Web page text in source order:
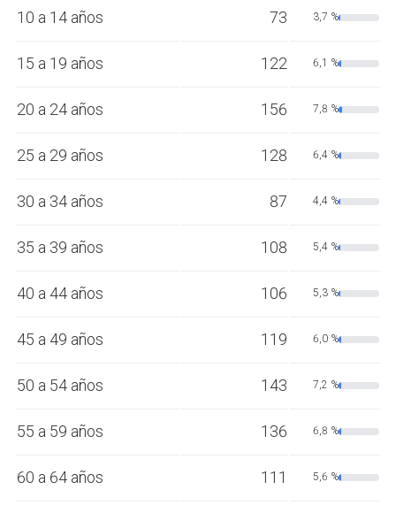
10 a 14 años 73 3,7 %
15 a 19 años 122 6,1 %
20 a 24 años 156 7,8 %
25 a 29 años 128 6,4 %
30 a 34 años 87 4,4 %
35 a 39 años 108 5,4 %
40 a 44 años 106 5,3 %
45 a 49 años 119 6,0 %
50 a 54 años 143 7,2 %
55 a 59 años 136 6,8 %
60 a 64 años 111 5,6 %